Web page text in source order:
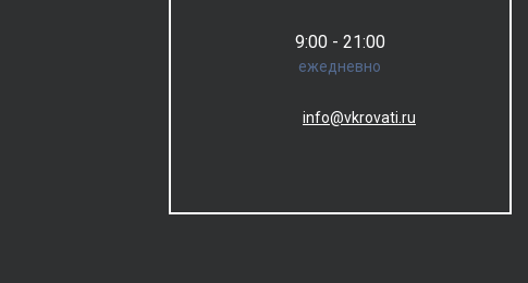
9:00 - 21:00
ежедневно
info@vkrovati.ru